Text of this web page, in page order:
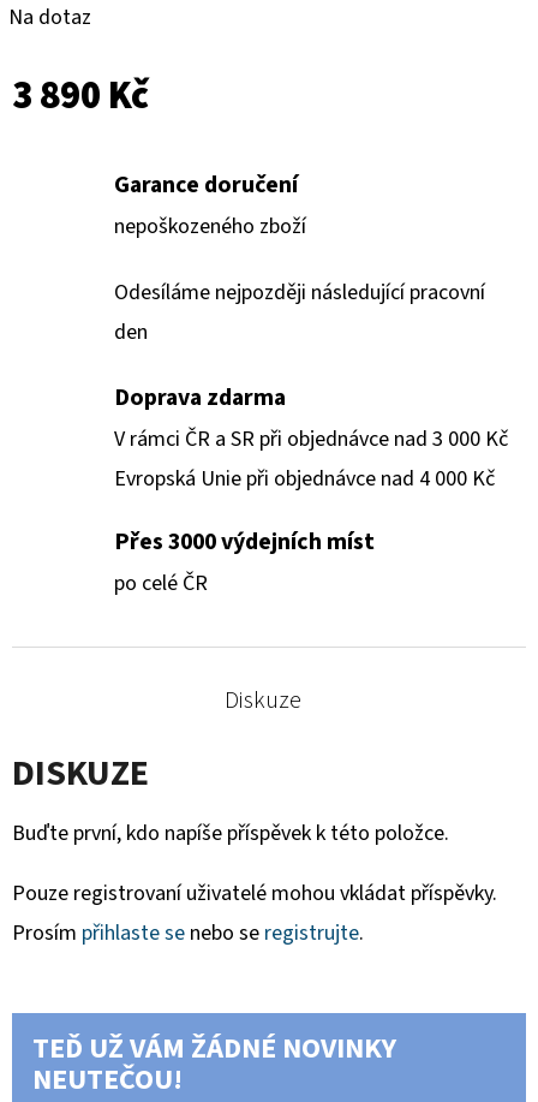
Na dotaz
3 890 Kč
Garance doručení
nepoškozeného zboží
Odesíláme nejpozději následující pracovní
den
Doprava zdarma
V rámci ČR a SR při objednávce nad 3 000 Kč
Evropská Unie při objednávce nad 4 000 Kč
Přes 3000 výdejních míst
po celé ČR
Diskuze
DISKUZE
Buďte první, kdo napíše příspěvek k této položce.
Pouze registrovaní uživatelé mohou vkládat příspěvky.
Prosím přihlaste se nebo se registrujte.
TEĎ UŽ VÁM ŽÁDNÉ NOVINKY
NEUTEČOU!